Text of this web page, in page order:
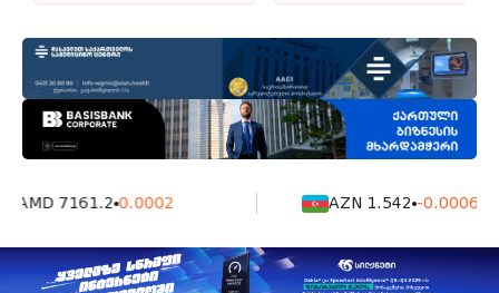
AMD 7161.2 0.0002 AZN 1.542 -0.0006